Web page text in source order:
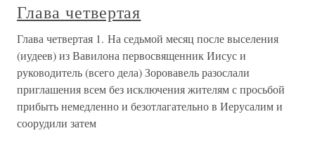
Глава четвертая
Глава четвертая 1. На седьмой месяц после выселения
(иудеев) из Вавилона первосвященник Иисус и
руководитель (всего дела) Зоровавель разослали
приглашения всем без исключения жителям с просьбой
прибыть немедленно и безотлагательно в Иерусалим и
соорудили затем